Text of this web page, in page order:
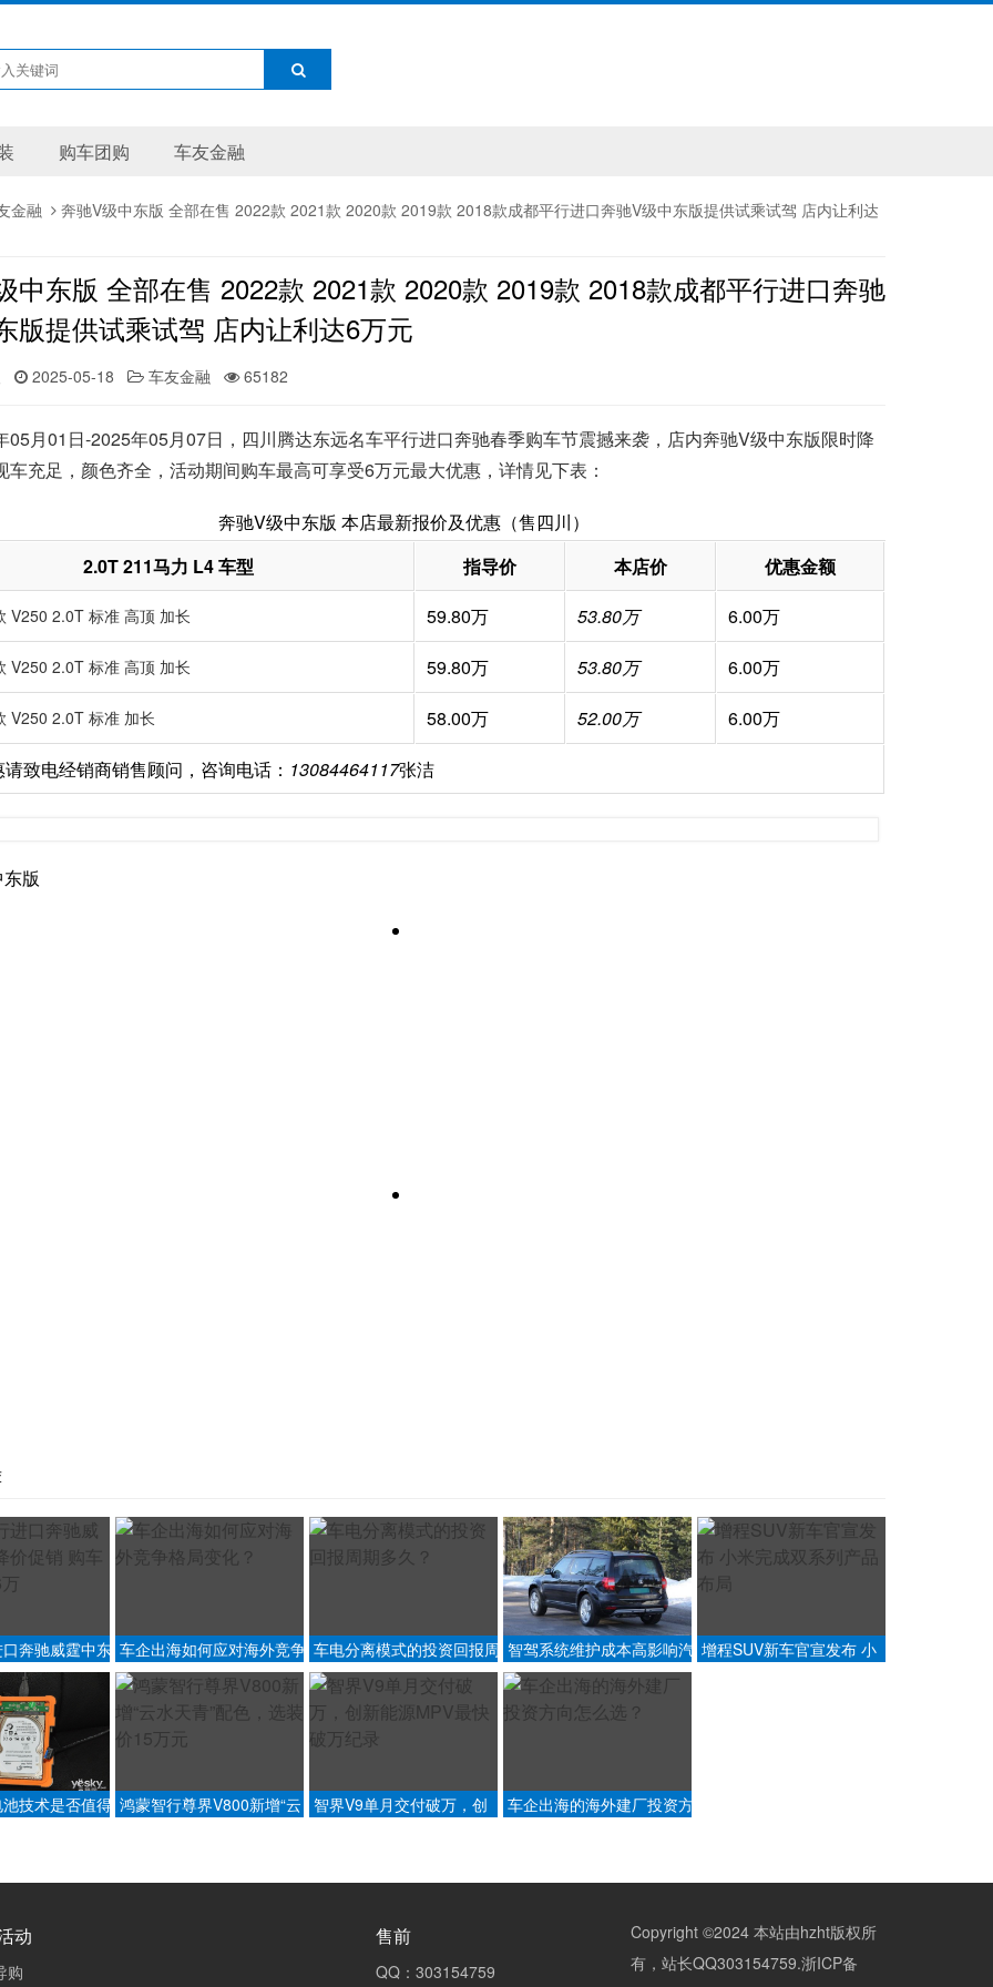
购车团购 车友金融
金融 奔驰V级中东版 全部在售 2022款 2021款 2020款 2019款 2018款成都平行进口奔驰V级中东版提供试乘试驾 店内让利达
中东版 全部在售 2022款 2021款 2020款 2019款 2018款成都平行进口奔驰
版提供试乘试驾 店内让利达6万元
2025-05-18 车友金融 65182
01日-2025年05月07日，四川腾达东远名车平行进口奔驰春季购车节震撼来袭，店内奔驰V级中东版限时降
车充足，颜色齐全，活动期间购车最高可享受6万元最大优惠，详情见下表：
奔驰V级中东版 本店最新报价及优惠（售四川）
2.0T 211马力 L4 车型
指导价 本店价 优惠金额
V250 2.0T 标准 高顶 加长 59.80万 53.80万 6.00万
V250 2.0T 标准 高顶 加长 59.80万 53.80万 6.00万
V250 2.0T 标准 加长 58.00万 52.00万
6.00万
致电经销商销售顾问，咨询电话： 13084464117张洁
版
奔驰威霆中东
购车最高优惠6
车企出海如何应对海外竞争
格局变化？
车电分离模式的投资回报周
期多久？
智驾系统维护成本高影响汽
车价值吗？
增程SUV新车官宣发布 小
技术是否值得 鸿蒙智行尊界V800新增“云 智界V9单月交付破万，创
车企出海的海外建厂投资方
动
购
售前
QQ：303154759
Copyright ©2024 本站由hzht版权所
有，站长QQ303154759.浙ICP备